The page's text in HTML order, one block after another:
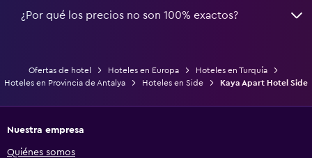
¿Por qué los precios no son 100% exactos?
Ofertas de hotel Hoteles en Europa
Hoteles en Turquía
Hoteles en Provincia de Antalya
Hoteles en Side Kaya Apart Hotel Side
Nuestra empresa
Quiénes somos